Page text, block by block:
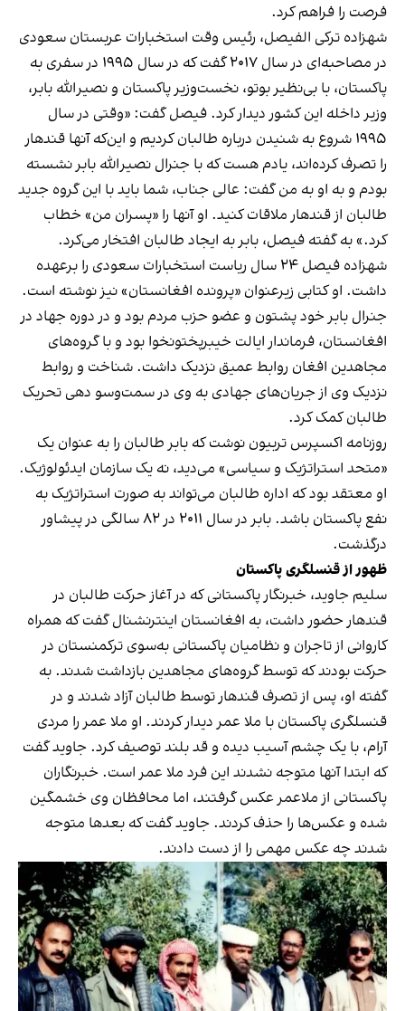
فرصت را فراهم کرد.
شهزاده ترکی الفیصل، رئیس وقت استخبارات عربستان سعودی
در مصاحبه‌ای در سال ۲۰۱۷ گفت که در سال ۱۹۹۵ در سفری به
پاکستان، با بی‌نظیر بوتو، نخست‌وزیر پاکستان و نصیرالله بابر،
وزیر داخله این کشور دیدار کرد. فیصل گفت: «وقتی در سال
۱۹۹۵ شروع به شنیدن درباره طالبان کردیم و این‌که آنها قندهار
را تصرف کرده‌اند، یادم هست که با جنرال نصیرالله بابر نشسته
بودم و به او به من گفت: عالی جناب، شما باید با این گروه جدید
طالبان از قندهار ملاقات کنید. او آنها را «پسران من» خطاب
کرد.» به گفته فیصل، بابر به ایجاد طالبان افتخار می‌کرد.
شهزاده فیصل ۲۴ سال ریاست استخبارات سعودی را برعهده
داشت. او کتابی زیرعنوان «پرونده افغانستان» نیز نوشته است.
جنرال بابر خود پشتون و عضو حزب مردم بود و در دوره جهاد در
افغانستان، فرماندار ایالت خیبرپختونخوا بود و با گروه‌های
مجاهدین افغان روابط عمیق نزدیک داشت. شناخت و روابط
نزدیک وی از جریان‌های جهادی به وی در سمت‌وسو دهی تحریک
طالبان کمک کرد.
روزنامه اکسپرس تربیون نوشت که بابر طالبان را به عنوان یک
«متحد استراتژیک و سیاسی» می‌دید، نه یک سازمان ایدئولوژیک.
او معتقد بود که اداره طالبان می‌تواند به صورت استراتژیک به
نفع پاکستان باشد. بابر در سال ۲۰۱۱ در ۸۲ سالگی در پیشاور
درگذشت.
ظهور از قنسلگری پاکستان
سلیم جاوید، خبرنگار پاکستانی که در آغاز حرکت طالبان در
قندهار حضور داشت، به افغانستان اینترنشنال گفت که همراه
کاروانی از تاجران و نظامیان پاکستانی به‌سوی ترکمنستان در
حرکت بودند که توسط گروه‌های مجاهدین بازداشت شدند. به
گفته او، پس از تصرف قندهار توسط طالبان آزاد شدند و در
قنسلگری پاکستان با ملا عمر دیدار کردند. او ملا عمر را مردی
آرام، با یک چشم آسیب دیده و قد بلند توصیف کرد. جاوید گفت
که ابتدا آنها‌ متوجه نشدند این فرد ملا عمر است. خبرنگاران
پاکستانی از ملاعمر عکس گرفتند، اما محافظان وی خشمگین
شده و عکس‌ها را حذف کردند. جاوید گفت که بعدها متوجه
شدند چه عکس مهمی را از دست دادند.